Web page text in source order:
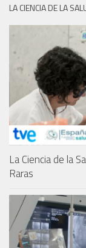
LA CIENCIA DE LA
La Ciencia de la
Raras